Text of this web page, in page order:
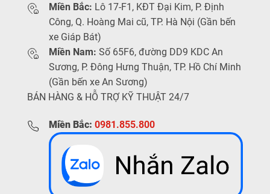
Miền Bắc: Lô 17-F1, KĐT Đại Kim, P. Định
Công, Q. Hoàng Mai cũ, TP. Hà Nội (Gần bến
xe Giáp Bát)
Miền Nam: Số 65F6, đường DD9 KDC An
Sương, P. Đông Hưng Thuận, TP. Hồ Chí Minh
(Gần bến xe An Sương)
BÁN HÀNG & HỖ TRỢ KỸ THUẬT 24/7
Miền Bắc: 0981.855.800